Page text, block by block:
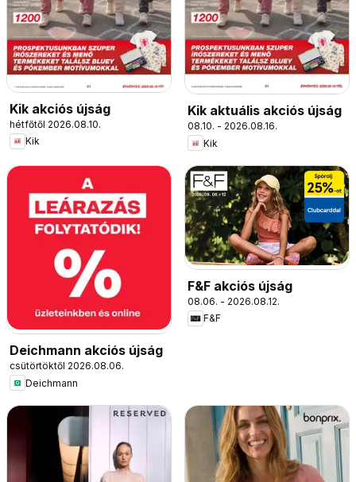
Kik akciós újság
hétfőtől 2026.08.10.
Kik
Kik aktuális akciós újság
08.10. - 2026.08.16.
Kik
Deichmann akciós újság
csütörtöktől 2026.08.06.
Deichmann
F&F akciós újság
08.06. - 2026.08.12.
F&F